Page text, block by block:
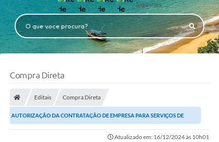
Siga-nos
O que voce procura?
Compra Direta
Editais Compra Direta
AUTORIZAÇÃO DA CONTRATAÇÃO DE EMPRESA PARA SERVIÇOS DE
Atualizado em: 16/12/2024 às 10h01